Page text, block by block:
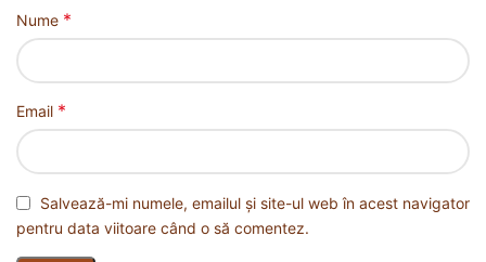
Nume *
Email *
Salvează-mi numele, emailul și site-ul web în acest navigator
pentru data viitoare când o să comentez.